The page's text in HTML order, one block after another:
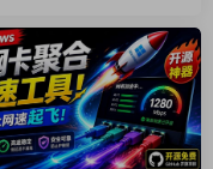
引起孩子反感的情况
导和保护。